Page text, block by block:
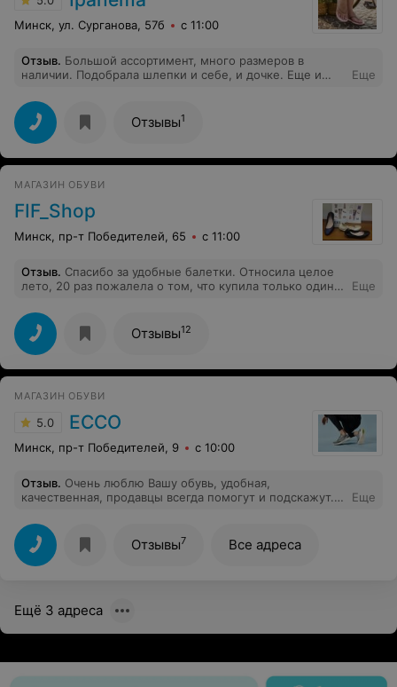
заметила не сразу,потому что детей было
много,возраст разный,духота и шум
стоял!....Уважаемые родители,учите хоть немного
жить,когда растут такие злые и дикие дети!Никогда
больше к Вам не поедем! И всем не рекомендую!
Минск, ул. Сурганова, 57б с 11:00
Отзыв. Большой ассортимент, много размеров в
наличии. Подобрала шлепки и себе, и дочке. Еще и
я про нее забыла, но продавцы сами напомнили)
Еще
Отзывы1
МАГАЗИН ОБУВИ
FIF_Shop
Минск, пр-т Победителей, 65 с 11:00
Отзыв. Спасибо за удобные балетки. Относила целое
лето, 20 раз пожалела о том, что купила только один
Обязательно зайду и коралловыми.
Еще
Отзывы12
МАГАЗИН ОБУВИ
5.0 ECCO
Минск, пр-т Победителей, 9 с 10:00
Отзыв. Очень люблю Вашу обувь, удобная,
качественная, продавцы всегда помогут и подскажут.
Еще
Отзывы7 Все адреса
Ещё 3 адреса